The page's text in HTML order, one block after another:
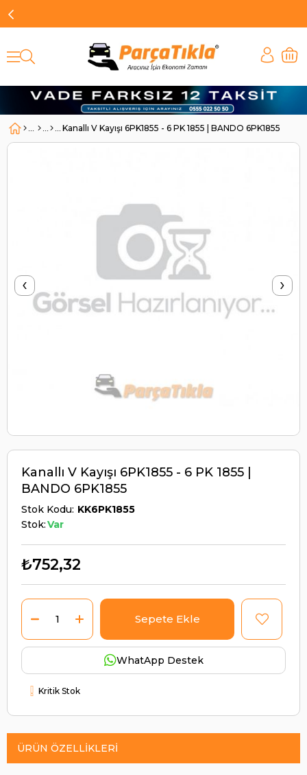
Kanallı V Kayışı 6PK1855 - 6 PK 1855 | BANDO 6PK1855
‹ ›
Kanallı V Kayışı 6PK1855 - 6 PK 1855 |
BANDO 6PK1855
Stok Kodu KK6PK1855
Stok:Var
₺752,32
WhatApp Destek
Kritik Stok
ÜRÜN ÖZELLIKLERI